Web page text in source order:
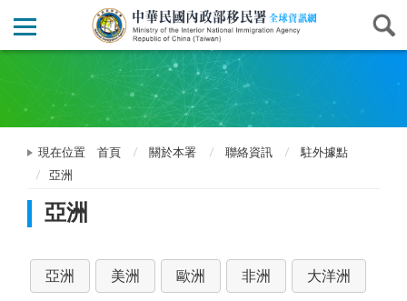
現在位置 首頁 關於本署 聯絡資訊
駐外據點
亞洲
亞洲
亞洲 美洲 歐洲 非洲 大洋洲